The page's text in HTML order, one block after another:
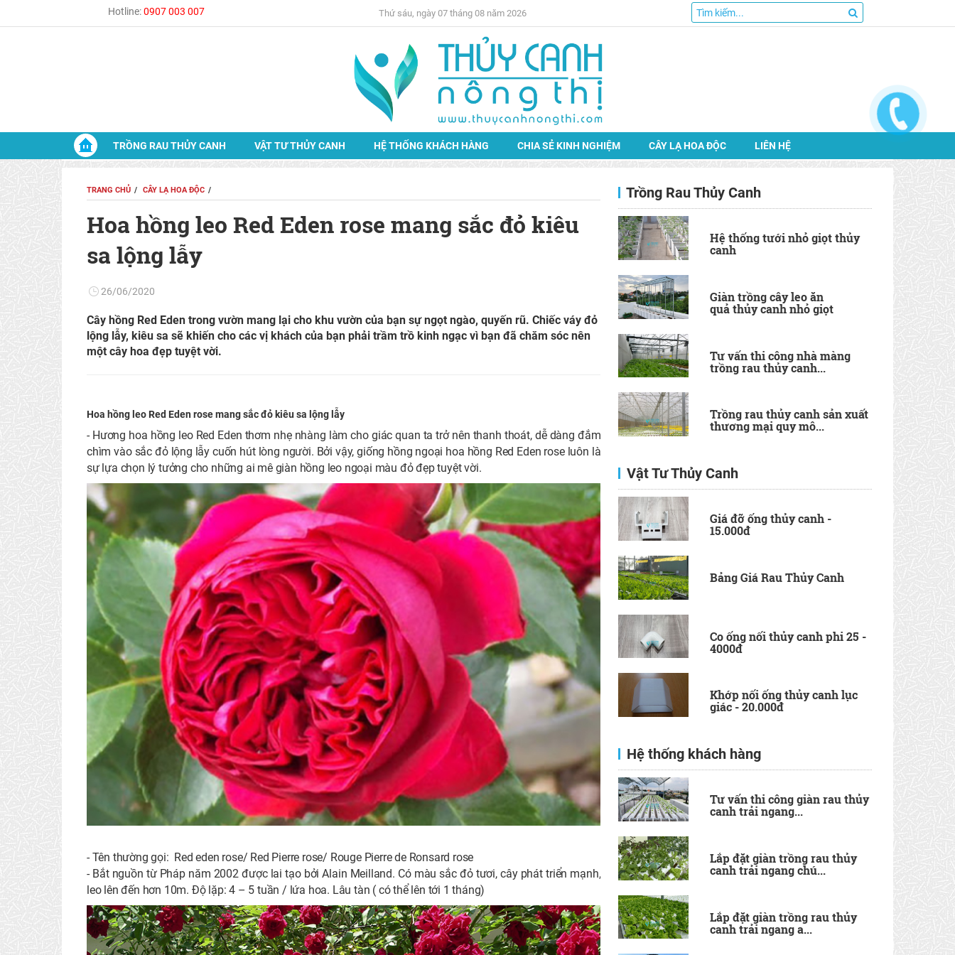
Hotline:0907 003 007 Thứ sáu, ngày 07 tháng 08 năm 2026
TRỒNG RAU THỦY CANH VẬT TƯ THỦY CANH HỆ THỐNG KHÁCH HÀNG CHIA SẺ KINH NGHIỆM CÂY LẠ HOA ĐỘC LIÊN HỆ
TRANG CHỦ CÂY LẠ HOA ĐỘC
Hoa hồng leo Red Eden rose mang sắc đỏ kiêu
sa lộng lẫy
26/06/2020
Cây hồng Red Eden trong vườn mang lại cho khu vườn của bạn sự ngọt ngào, quyến rũ. Chiếc váy đỏ
lộng lẫy, kiêu sa sẽ khiến cho các vị khách của bạn phải trầm trồ kinh ngạc vì bạn đã chăm sóc nên
một cây hoa đẹp tuyệt vời.
Hoa hồng leo Red Eden rose mang sắc đỏ kiêu sa lộng lẫy
- Hương hoa hồng leo Red Eden thơm nhẹ nhàng làm cho giác quan ta trở nên thanh thoát, dễ dàng đắm
chìm vào sắc đỏ lộng lẫy cuốn hút lòng người. Bởi vậy, giống hồng ngoại hoa hồng Red Eden rose luôn là
sự lựa chọn lý tưởng cho những ai mê giàn hồng leo ngoại màu đỏ đẹp tuyệt vời.
- Tên thường gọi: Red eden rose/ Red Pierre rose/ Rouge Pierre de Ronsard rose
- Bắt nguồn từ Pháp năm 2002 được lai tạo bởi Alain Meilland. Có màu sắc đỏ tươi, cây phát triển mạnh,
leo lên đến hơn 10m. Độ lặp: 4 – 5 tuần / lứa hoa. Lâu tàn ( có thể lên tới 1 tháng)
Trồng Rau Thủy Canh
Hệ thống tưới nhỏ giọt thủy
canh
Giàn trồng cây leo ăn
quả thủy canh nhỏ giọt
Tư vấn thi công nhà màng
trồng rau thủy canh...
Trồng rau thủy canh sản xuất
thương mại quy mô...
Vật Tư Thủy Canh
Giá đỡ ống thủy canh -
15.000đ
Bảng Giá Rau Thủy Canh
Co ống nối thủy canh phi 25 -
4000đ
Khớp nối ống thủy canh lục
giác - 20.000đ
Hệ thống khách hàng
Tư vấn thi công giàn rau thủy
canh trải ngang...
Lắp đặt giàn trồng rau thủy
canh trải ngang chú...
Lắp đặt giàn trồng rau thủy
canh trải ngang a...